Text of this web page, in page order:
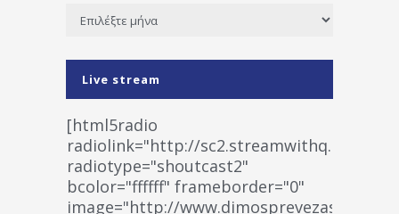
Ιστορικό
Live stream
[html5radio
radiolink="http://
radiotype="shoutcast2"
bcolor="ffffff" frameborder="0"
image="http://www.dimosprevezas.gr/wp-